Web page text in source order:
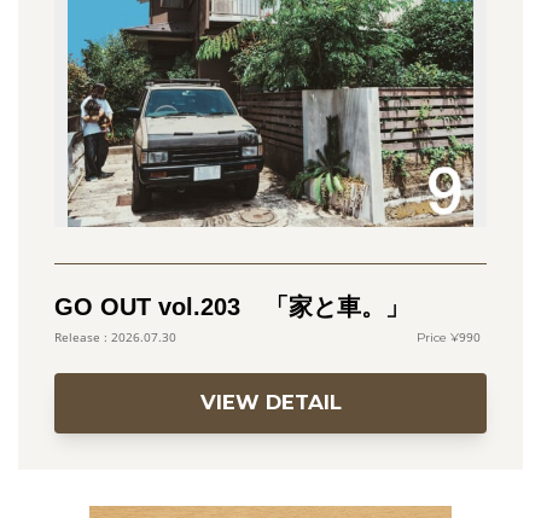
GO OUT vol.203 「家と車。」
2026.07.30 990
VIEW DETAIL